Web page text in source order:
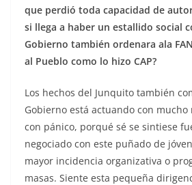
que perdió toda capacidad de
si llega a haber un estallido social
Gobierno también ordenara ala
al Pueblo como lo hizo CAP?
Los hechos del Junquito también
Gobierno está actuando con mucho
con pánico, porqué sé se sintiese
negociado con este puñado de
mayor incidencia organizativa o
masas. Siente esta pequeña